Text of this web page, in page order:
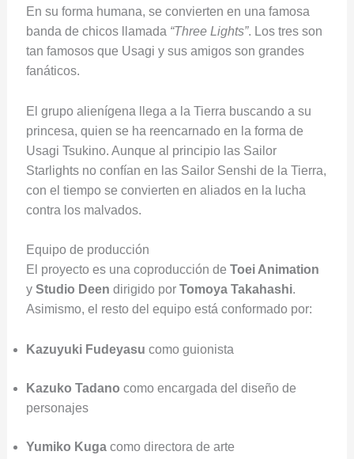
En su forma humana, se convierten en una famosa
banda de chicos llamada “Three Lights”. Los tres son
tan famosos que Usagi y sus amigos son grandes
fanáticos.
El grupo alienígena llega a la Tierra buscando a su
princesa, quien se ha reencarnado en la forma de
Usagi Tsukino. Aunque al principio las Sailor
Starlights no confían en las Sailor Senshi de la Tierra,
con el tiempo se convierten en aliados en la lucha
contra los malvados.
Equipo de producción
El proyecto es una coproducción de Toei Animation
y Studio Deen dirigido por Tomoya Takahashi.
Asimismo, el resto del equipo está conformado por:
Kazuyuki Fudeyasu como guionista
Kazuko Tadano como encargada del diseño de
personajes
Yumiko Kugacomo directora de arte